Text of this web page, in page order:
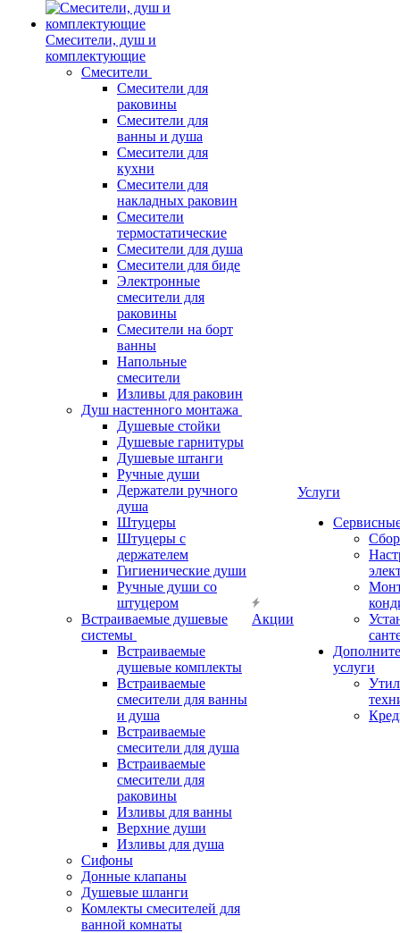
Смесители, душ и
комплектующие
Смесители
Смесители для
раковины
Смесители для
ванны и душа
Смесители для
кухни
Смесители для
накладных раковин
Смесители
термостатические
Смесители для душа
Смесители для биде
Электронные
смесители для
раковины
Смесители на борт
ванны
Напольные
смесители
Изливы для раковин
Душ настенного монтажа
Душевые стойки
Душевые гарнитуры
Душевые штанги
Ручные души
Держатели ручного
душа
Штуцеры
Штуцеры с
держателем
Гигиенические души
Ручные души со
штуцером
Встраиваемые душевые
системы
Встраиваемые
душевые комплекты
Встраиваемые
смесители для ванны
и душа
Встраиваемые
смесители для душа
Встраиваемые
смесители для
раковины
Изливы для ванны
Верхние души
Изливы для душа
Сифоны
Донные клапаны
Душевые шланги
Комлекты смесителей для
ванной комнаты
Акции
Услуги
услуги